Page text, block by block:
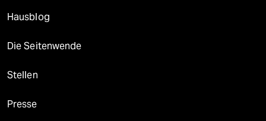
Hausblog
Die Seitenwende
Stellen
Presse